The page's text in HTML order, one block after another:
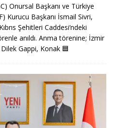
Onursal Başkanı ve Türkiye
Kurucu Başkanı İsmail Sivri,
Şehitleri Caddesi’ndeki
anıldı. Anma törenine; İzmir
Gappi, Konak 🟦